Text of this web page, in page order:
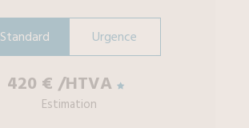
Standard Urgence
420 € /HTVA
Estimation